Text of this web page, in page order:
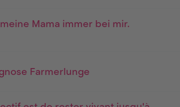
Mama immer bei mir.
Farmerlunge